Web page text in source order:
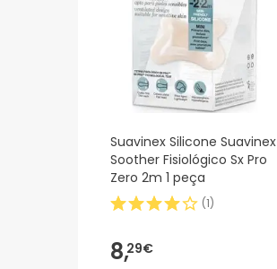
Suavinex Silicone Suavinex
Soother Fisiológico Sx Pro
Zero 2m 1 peça
(1)
8,29€